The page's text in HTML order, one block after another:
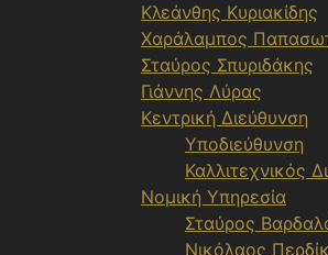
Κλεάνθης Κυριακίδης
Χαράλαμπος
Σταύρος Σπυριδάκης
Γιάννης Λύρας
Κεντρική Διεύθυνση
Υποδιεύθυνση
Καλλιτεχνικός
Νομική Υπηρεσία
Σταύρος
Νικόλαος